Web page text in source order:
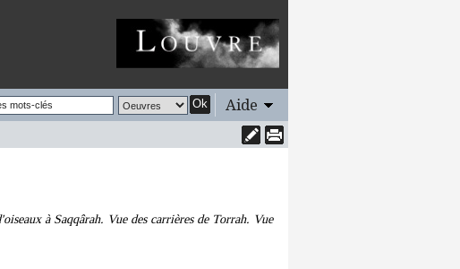
Ok Aide
à Saqqârah. Vue des carrières de Torrah. Vue